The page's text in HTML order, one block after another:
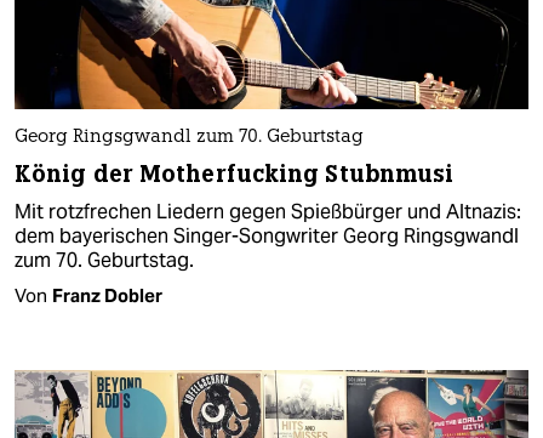
Georg Ringsgwandl zum 70. Geburtstag
König der Motherfucking Stubnmusi
Mit rotzfrechen Liedern gegen Spießbürger und Altnazis:
dem bayerischen Singer-Songwriter Georg Ringsgwandl
zum 70. Geburtstag.
Von Franz Dobler